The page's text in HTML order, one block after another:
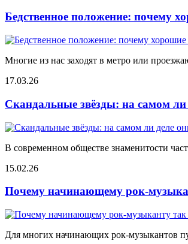
Бедственное положение: почему
Многие из нас заходят в метро или
17.03.26
Скандальные звёзды: на самом
В современном обществе знаменитости
15.02.26
Почему начинающему рок-
Для многих начинающих рок-музыкантов